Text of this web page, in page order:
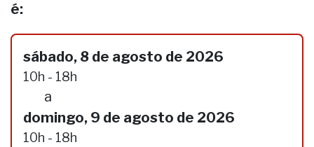
é:
sábado, 8 de agosto de 2026
10h - 18h
a
domingo, 9 de agosto de 2026
10h - 18h